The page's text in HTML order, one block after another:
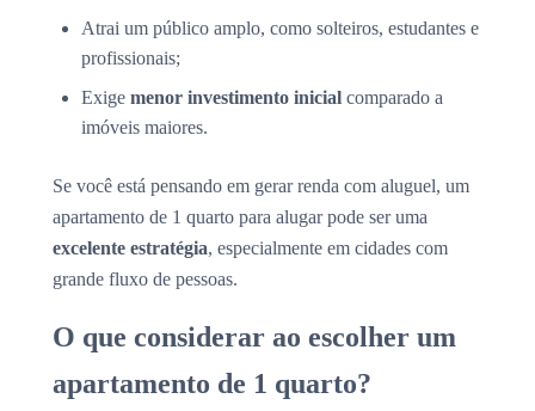
Atrai um público amplo, como solteiros, estudantes e
profissionais;
Exige menor investimento inicial comparado a
imóveis maiores.
Se você está pensando em gerar renda com aluguel, um
apartamento de 1 quarto para alugar pode ser uma
excelente estratégia, especialmente em cidades com
grande fluxo de pessoas.
O que considerar ao escolher um
apartamento de 1 quarto?